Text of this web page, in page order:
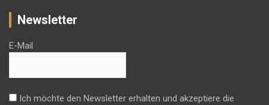
Newsletter
E-Mail
Ich möchte den Newsletter erhalten und akzeptiere die